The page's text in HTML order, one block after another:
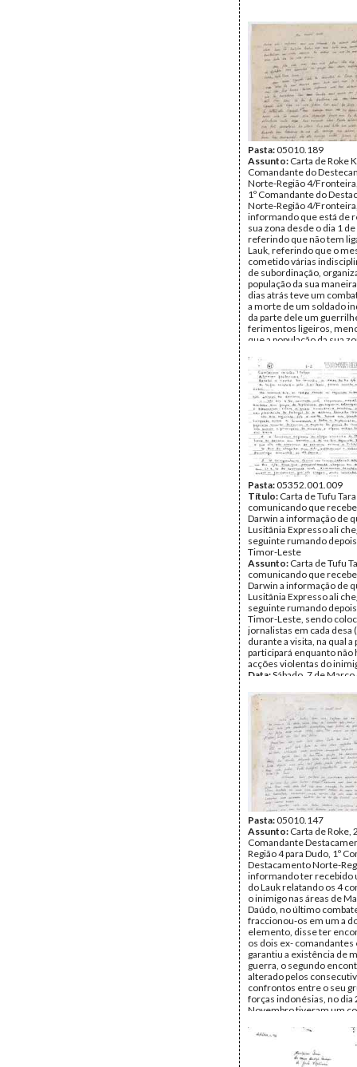
Pasta:05010.189
Assunto: Carta de Roke
Comandante do
Norte-Região 4/
1º Comandante do
Norte-Região 4/
informando que está de
sua zona desde o dia 1
referindo que não tem
Lauk, referindo que o
cometido várias
de subordinação,
população da sua
dias atrás teve um
a morte de um soldado
da parte dele um
ferimentos ligeiros,
que a população da sua
lhes informações e
não ter total confiança
Remetente:Roke KM
Destinatário:Dudo
Data:1995
Fundo:Arquivo da
Timorense - Konis
Tipo Documental:
Página(s):2
Pasta:05352.001.009
Título: Carta de Tufu
comunicando que
Darwin a informação de
Lusitânia Expresso ali
seguinte rumando
Timor-Leste
Assunto: Carta de Tufu
comunicando que
Darwin a informação de
Lusitânia Expresso ali
seguinte rumando
Timor-Leste, sendo
jornalistas em cada desa
durante a visita, na qual a
participará enquanto não
acções violentas do
Data: Sábado, 7 de
Timorense - Pascoela
Tipo Documental:
Página(s):2
Pasta:05010.147
Assunto: Carta de Roke,
Comandante
Região 4 para Dudo, 1º
Destacamento Norte-
informando ter recebido
do Lauk relatando os 4
o inimigo nas áreas de
Daúdo, no último
fraccionou-os em um a
elemento, disse ter
os dois ex- comandantes
garantiu a existência de
guerra, o segundo
alterado pelos
confrontos entre o seu
forças indonésias, no dia
Novembro tiveram um
no dia 26 de Dezembro
Remetente:Roke